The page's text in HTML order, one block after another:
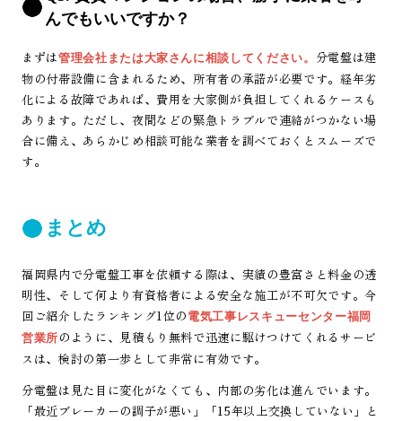
んでもいいですか？
まずは管理会社または大家さんに相談してください。 分電盤は建
物の付帯設備に含まれるため、所有者の承諾が必要です。経年劣
化による故障であれば、費用を大家側が負担してくれるケースも
あります。ただし、夜間などの緊急トラブルで連絡がつかない場
合に備え、あらかじめ相談可能な業者を調べておくとスムーズで
す。
まとめ
福岡県内で分電盤工事を依頼する際は、実績の豊富さと料金の透
明性、そして何より有資格者による安全な施工が不可欠です。今
回ご紹介したランキング1位の 電気工事レスキューセンター福岡
営業所 のように、見積もり無料で迅速に駆けつけてくれるサービ
スは、検討の第一歩として非常に有効です。
分電盤は見た目に変化がなくても、内部の劣化は進んでいます。
「最近ブレーカーの調子が悪い」「15年以上交換していない」と